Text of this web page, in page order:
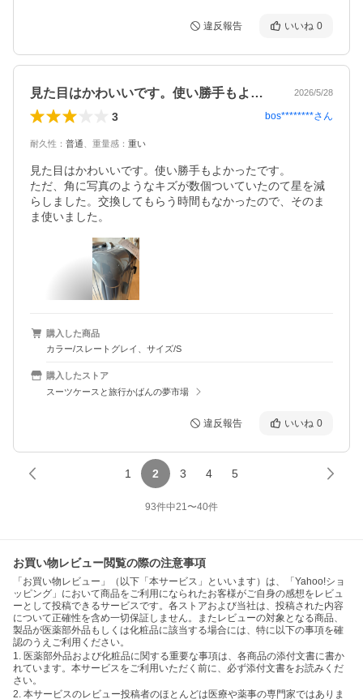
違反報告 いいね 0
見た目はかわいいです。使い勝手もよかっ… 2026/5/28
3 bos********さん
耐久性 ： 普通 重量感 ： 重い
見た目はかわいいです。使い勝手もよかったです。
ただ、角に写真のようなキズが数個ついていたのて星を減
らしました。交換してもらう時間もなかったので、そのま
ま使いました。
購入した商品
カラー/スレートグレイ、サイズ/S
購入したストア
スーツケースと旅行かばんの夢市場
違反報告 いいね 0
1 2 3 4 5
93件中21〜40件
お買い物レビュー閲覧の際の注意事項
「お買い物レビュー」（以下「本サービス」といいます）は、「Yahoo!ショ
ッピング」において商品をご利用になられたお客様がご自身の感想をレビュ
ーとして投稿できるサービスです。各ストアおよび当社は、投稿された内容
について正確性を含め一切保証しません。またレビューの対象となる商品、
製品が医薬部外品もしくは化粧品に該当する場合には、特に以下の事項を確
認のうえご利用ください。
1. 医薬部外品および化粧品に関する重要な事項は、各商品の添付文書に書か
れています。本サービスをご利用いただく前に、必ず添付文書をお読みくだ
さい。
2. 本サービスのレビュー投稿者のほとんどは医療や薬事の専門家ではありま